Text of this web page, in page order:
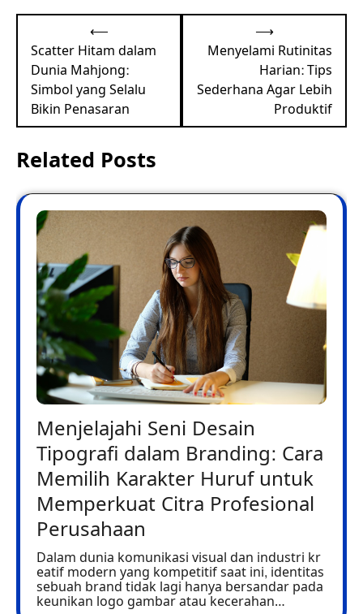
Post
navigation
⟵
Scatter Hitam dalam
Dunia Mahjong:
Simbol yang Selalu
Bikin Penasaran
Menyelami Rutinitas
Harian: Tips
Sederhana Agar Lebih
Produktif
⟶
Related Posts
Menjelajahi Seni Desain
Tipografi dalam Branding: Cara
Memilih Karakter Huruf untuk
Memperkuat Citra Profesional
Perusahaan
Dalam dunia komunikasi visual dan industri kr
eatif modern yang kompetitif saat ini, identitas
sebuah brand tidak lagi hanya bersandar pada
keunikan logo gambar atau kecerahan…